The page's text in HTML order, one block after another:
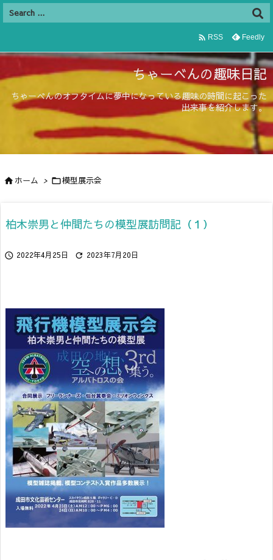
 RSS Feedly
ちゃーべんの趣味日記
ちゃーべんのオフタイムに夢中になっている趣味の時間に起こった
出来事を紹介します。
ホーム > 模型展示会
柏木崇男と仲間たちの模型展訪問記（１）
 2022年4月25日  2023年7月20日